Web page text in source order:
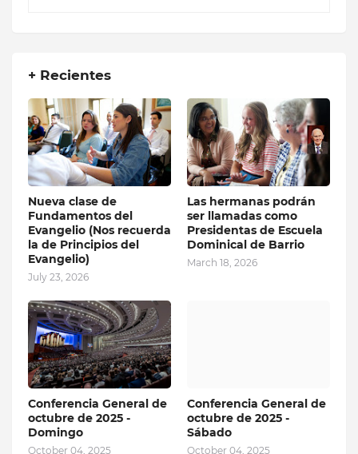
+ Recientes
Nueva clase de
Fundamentos del
Evangelio (Nos recuerda
la de Principios del
Evangelio)
July 23, 2026
Las hermanas podrán
ser llamadas como
Presidentas de Escuela
Dominical de Barrio
March 18, 2026
Conferencia General de
octubre de 2025 -
Domingo
October 04, 2025
Conferencia General de
octubre de 2025 -
Sábado
October 04, 2025